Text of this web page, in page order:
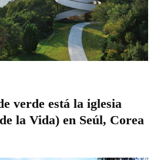
verde está la iglesia
la Vida) en Seúl, Corea